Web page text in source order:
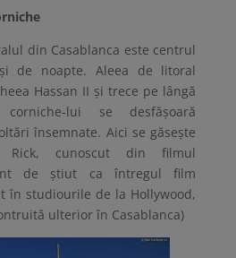
din Casablanca este centrul
de noapte. Aleea de litoral
Hassan II şi trece pe lângă
lui se desfăşoară
însemnate. Aici se găseşte
cunoscut din filmul
de știut ca întregul film
în studiourile de la Hollywood,
ulterior în Casablanca)